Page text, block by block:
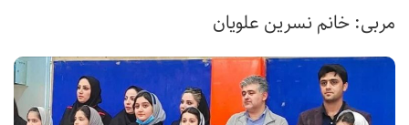
مربی: خانم نسرین علویان